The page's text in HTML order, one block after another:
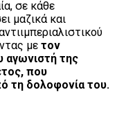
σε κάθε
μαζικά και
με τον
αγωνιστή της
που
τη δολοφονία του.